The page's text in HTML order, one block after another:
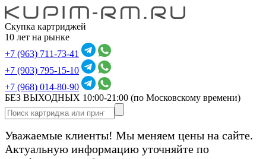
Скупка картриджей
10 лет на рынке
+7 (963) 711-73-41
+7 (903) 795-15-10
+7 (968) 014-80-90
БЕЗ ВЫХОДНЫХ 10:00-21:00 (по Московскому времени)
Уважаемые клиенты! Мы меняем цены на сайте.
Актуальную информацию уточняйте по